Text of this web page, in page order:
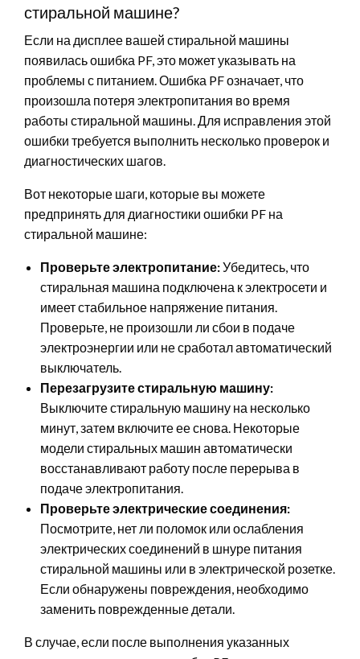
стиральной машине?
Если на дисплее вашей стиральной машины
появилась ошибка PF, это может указывать на
проблемы с питанием. Ошибка PF означает, что
произошла потеря электропитания во время
работы стиральной машины. Для исправления этой
ошибки требуется выполнить несколько проверок и
диагностических шагов.
Вот некоторые шаги, которые вы можете
предпринять для диагностики ошибки PF на
стиральной машине:
Проверьте электропитание:Убедитесь, что
стиральная машина подключена к электросети и
имеет стабильное напряжение питания.
Проверьте, не произошли ли сбои в подаче
электроэнергии или не сработал автоматический
выключатель.
Перезагрузите стиральную машину:
Выключите стиральную машину на несколько
минут, затем включите ее снова. Некоторые
модели стиральных машин автоматически
восстанавливают работу после перерыва в
подаче электропитания.
Проверьте электрические соединения:
Посмотрите, нет ли поломок или ослабления
электрических соединений в шнуре питания
стиральной машины или в электрической розетке.
Если обнаружены повреждения, необходимо
заменить поврежденные детали.
В случае, если после выполнения указанных